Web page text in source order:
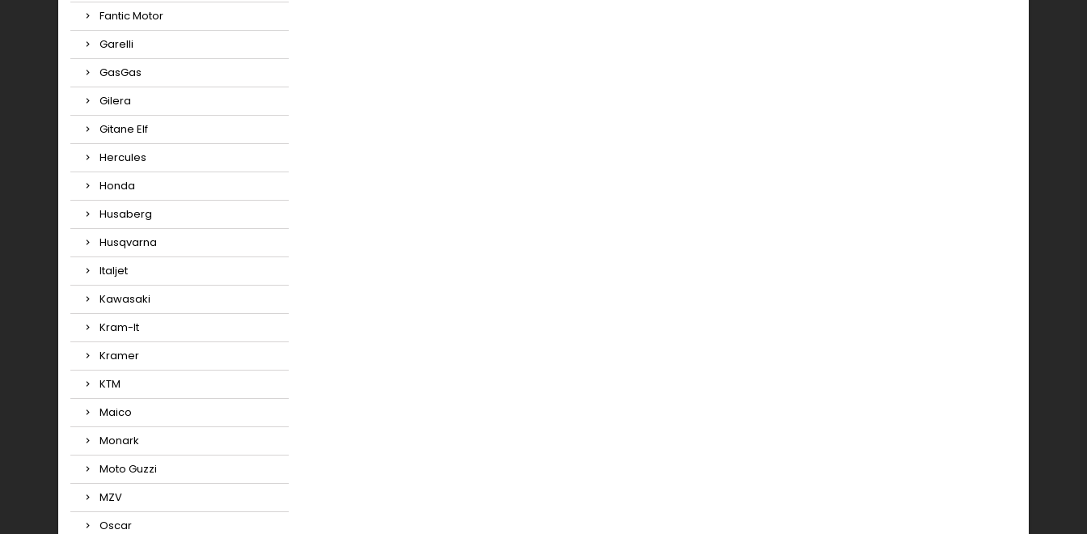
Fantic Motor
Garelli
GasGas
Gilera
Gitane Elf
Hercules
Honda
Husaberg
Husqvarna
Italjet
Kawasaki
Kram-It
Kramer
KTM
Maico
Monark
Moto Guzzi
MZV
Oscar